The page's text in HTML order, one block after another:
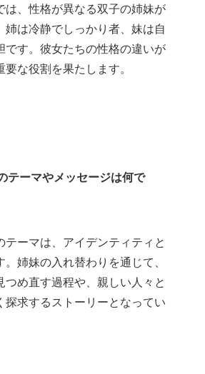
は、性格が異なる双子の姉妹が
姉は冷静でしっかり者、妹は自
です。彼女たちの性格の違いが
要な役割を果たします。
テーマやメッセージは何で
テーマは、アイデンティティと
。姉妹の入れ替わりを通じて、
つめ直す過程や、親しい人々と
探求するストーリーとなってい